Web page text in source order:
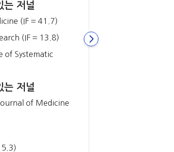
는 저널
(IF = 41.7)
(IF = 13.8)
of Systematic
는 저널
of Medicine
›